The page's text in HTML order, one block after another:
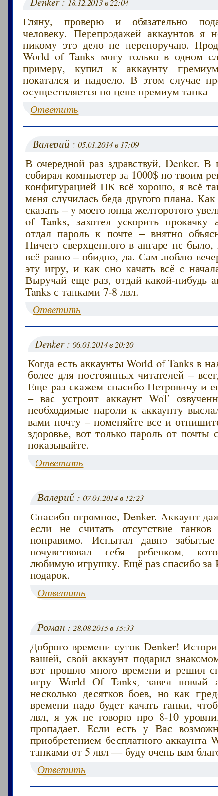
18.12.2013 в 22:04
Гляну, проверю и обязательно
человеку. Перепродажей аккаунтов я
никому это дело не перепоручаю.
World of Tanks могу только в одном
примеру, купил к аккаунту
покатался и надоело. В этом случае
осуществляется по цене премиум танка
Ответить
Валерий :05.01.2014 в 17:09
В очередной раз здравствуй, Denker.
собирал компьютер за 1000$ по твоим
конфигурацией ПК всё хорошо, я всё
меня случилась беда другого плана.
сказать – у моего юнца желторотого
of Tanks, захотел ускорить прокачку
отдал пароль к почте – внятно
Ничего сверхценного в ангаре не
всё равно – обидно, да. Сам люблю
эту игру, и как оно качать всё с
Выручай еще раз, отдай какой-нибудь
Tanks с танками 7-8 лвл.
Ответить
Denker :06.01.2014 в 20:20
Когда есть аккаунты World of Tanks в
более для постоянных читателей –
Еще раз скажем спасибо Петровичу и
– вас устроит аккаунт WoT
необходимые пароли к аккаунту
вами почту – поменяйте все и
здоровье, вот только пароль от
показывайте.
Ответить
Валерий :07.01.2014 в 12:23
Спасибо огромное, Denker. Аккаунт
если не считать отсутствие
поправимо. Испытал давно
почувствовал себя ребенком,
любимую игрушку. Ещё раз спасибо за
подарок.
Ответить
Роман :28.08.2015 в 15:33
Доброго времени суток Denker!
вашей, свой аккаунт подарил
вот прошло много времени и решил
игру World Of Tanks, завел новый
несколько десятков боев, но как
времени надо будет качать танки,
лвл, я уж не говорю про 8-10
пропадает. Если есть у Вас
приобретением бесплатного аккаунта
танками от 5 лвл — буду очень вам
Ответить